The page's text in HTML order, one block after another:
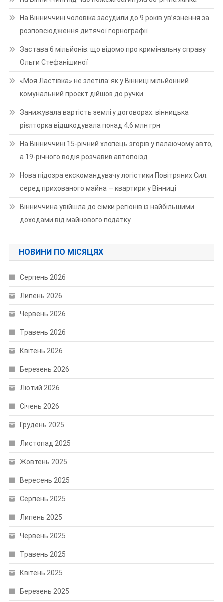
На Вінниччині чоловіка засудили до 9 років ув’язнення за
розповсюдження дитячої порнографії
Застава 6 мільйонів: що відомо про кримінальну справу
Ольги Стефанішиної
«Моя Ластівка» не злетіла: як у Вінниці мільйонний
комунальний проєкт дійшов до ручки
Занижувала вартість землі у договорах: вінницька
рієлторка відшкодувала понад 4,6 млн грн
На Вінниччині 15-річний хлопець згорів у палаючому авто,
а 19-річного водія розчавив автопоїзд
Нова підозра екскомандувачу логістики Повітряних Сил:
серед прихованого майна — квартири у Вінниці
Вінниччина увійшла до сімки регіонів із найбільшими
доходами від майнового податку
НОВИНИ ПО МІСЯЦЯХ
Серпень 2026
Липень 2026
Червень 2026
Травень 2026
Квітень 2026
Березень 2026
Лютий 2026
Січень 2026
Грудень 2025
Листопад 2025
Жовтень 2025
Вересень 2025
Серпень 2025
Липень 2025
Червень 2025
Травень 2025
Квітень 2025
Березень 2025